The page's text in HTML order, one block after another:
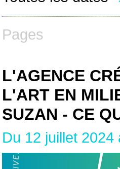
Pages
L'AGENCE
L'ART EN
SUZAN - CE
Du 12 juillet